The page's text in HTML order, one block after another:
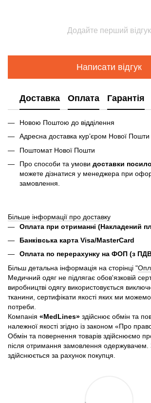
Додайте перший відгук
Написати відгук
Доставка Оплата Гарантія
Новою Поштою до відділення
Адресна доставка курʼєром Нової Пошти
Поштомат Нової Пошти
Про способи та умови доставки
можете дізнатися у менеджера при
замовлення.
Більше інформації про доставку
Оплата при отриманні (Накладений
Банківська карта Visa/MasterCard
Оплата по перерахунку на ФОП (з
Більш детальна інформація на сторінці "
Медичний одяг не підлягає обов'язковій
виробництві одягу використовується
тканини, сертифікати якості яких ми
потреби.
Компанія «MedLines» здійснює обмін та
належної якості згідно із законом «Про
Обмін та повернення товарів здійснюємо
після отримання замовлення одержувачем.
здійснюється за рахунок покупця.